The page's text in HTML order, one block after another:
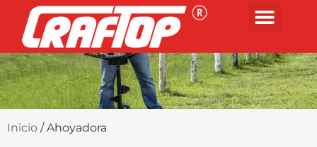
Inicio / Ahoyadora